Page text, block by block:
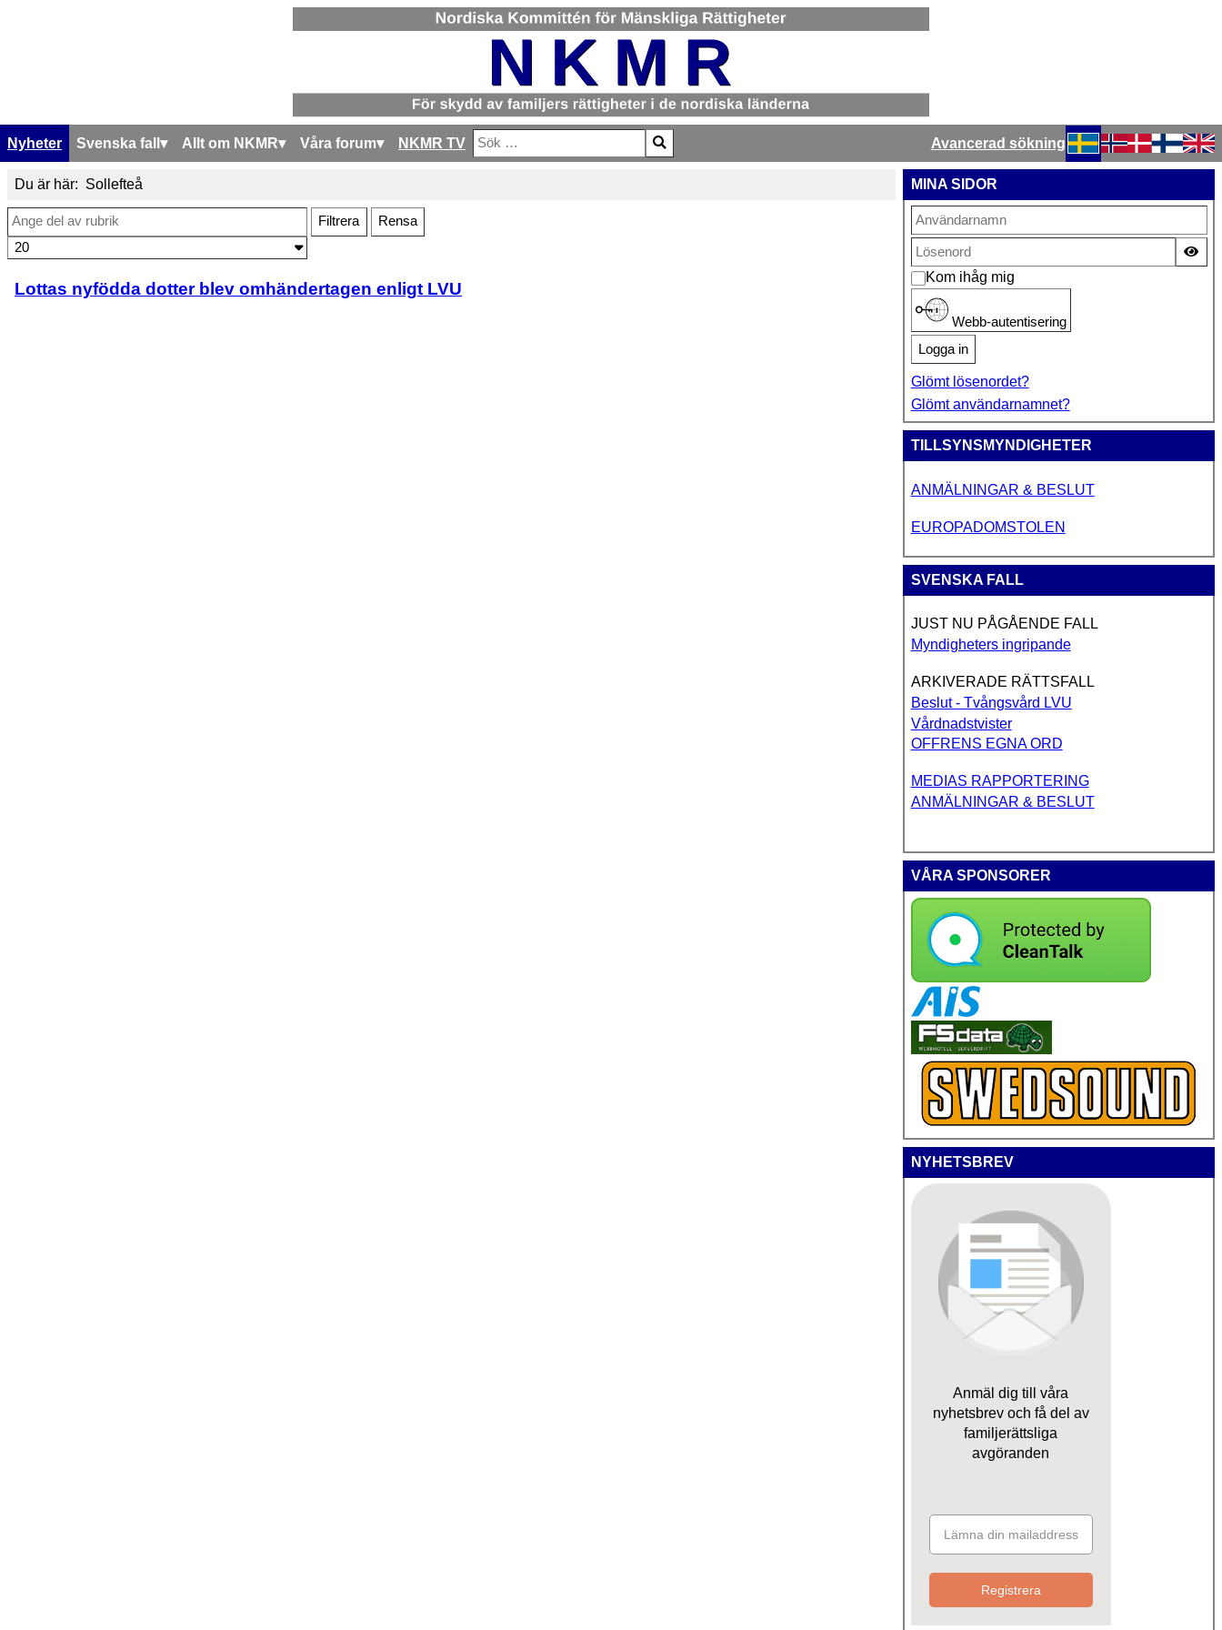
Nyheter Svenska fall Allt om NKMR Våra forum NKMR TV
Sök
Type 2 or more characters for results.
Avancerad sökning
Välj ditt språk
Du är här: Sollefteå
Ange del av rubrik Filtrera Rensa
Visa #
Lottas nyfödda dotter blev omhändertagen enligt LVU
MINA SIDOR
Kom ihåg mig
Webb-autentisering
Logga in
Glömt lösenordet?
Glömt användarnamnet?
TILLSYNSMYNDIGHETER
ANMÄLNINGAR & BESLUT
EUROPADOMSTOLEN
SVENSKA FALL
JUST NU PÅGÅENDE FALL
Myndigheters ingripande
ARKIVERADE RÄTTSFALL
Beslut - Tvångsvård LVU
Vårdnadstvister
OFFRENS EGNA ORD
MEDIAS RAPPORTERING
ANMÄLNINGAR & BESLUT
VÅRA SPONSORER
NYHETSBREV
Anmäl dig till våra
nyhetsbrev och få del av
familjerättsliga
avgöranden
Registrera